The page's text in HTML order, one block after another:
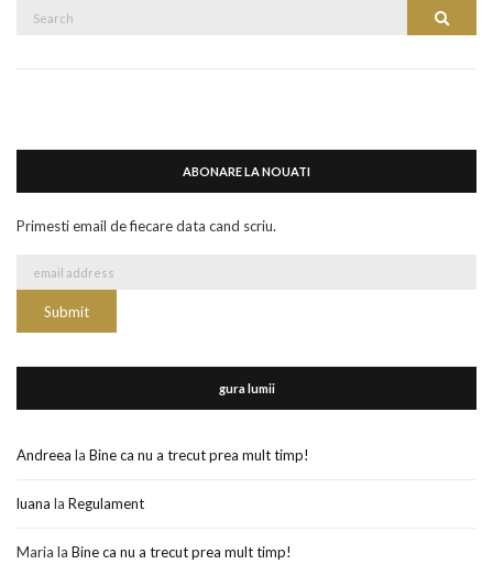
Search
Search
ABONARE LA NOUATI
Primesti email de fiecare data cand scriu.
gura lumii
Andreea la Bine ca nu a trecut prea mult timp!
luana la Regulament
Maria la Bine ca nu a trecut prea mult timp!